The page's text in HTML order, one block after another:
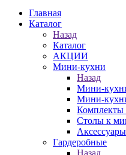
Главная
Каталог
Назад
Каталог
АКЦИИ
Мини-кухни
Назад
Мини-
Мини-
Комплекты
Столы к
Гардеробные
Назад